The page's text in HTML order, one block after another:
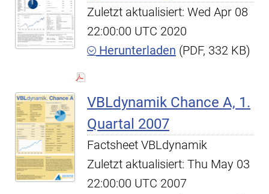
Zuletzt aktualisiert: Wed Apr 08
22:00:00 UTC 2020
Herunterladen (PDF, 332 KB)
VBLdynamik Chance A, 1.
Quartal 2007
Factsheet VBLdynamik
Zuletzt aktualisiert: Thu May 03
22:00:00 UTC 2007